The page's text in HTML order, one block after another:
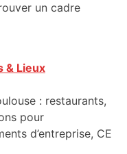
un cadre
& Lieux
: restaurants,
pour
d’entreprise, CE